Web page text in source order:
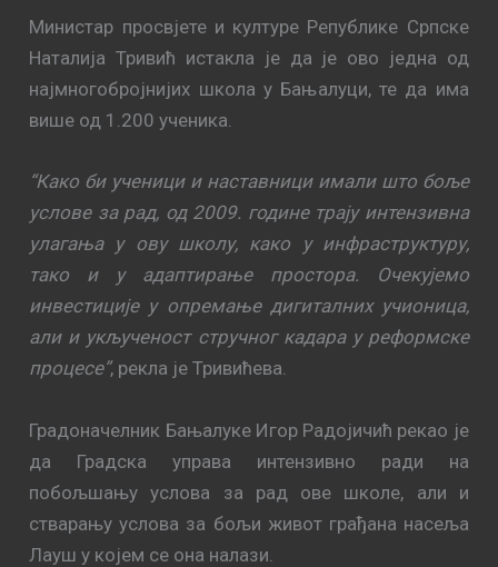
Министар просвјете и културе Републике Српске
Наталија Тривић истакла је да је ово једна од
најмногобројнијих школа у Бањалуци, те да има
више од 1.200 ученика.
“Како би ученици и наставници имали што боље
услове за рад, од 2009. године трају интензивна
улагања у ову школу, како у инфраструктуру,
тако и у адаптирање простора. Очекујемо
инвестиције у опремање дигиталних учионица,
али и укљученост стручног кадара у реформске
процесе”, рекла је Тривићева.
Градоначелник Бањалуке Игор Радојичић рекао је
да Градска управа интензивно ради на
побољшању услова за рад ове школе, али и
стварању услова за бољи живот грађана насеља
Лауш у којем се она налази.